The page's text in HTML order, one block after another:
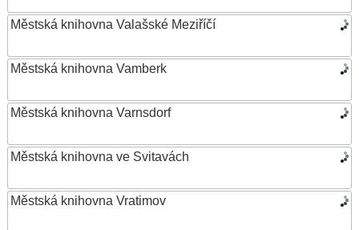
Městská knihovna Valašské Meziříčí
Městská knihovna Vamberk
Městská knihovna Varnsdorf
Městská knihovna ve Svitavách
Městská knihovna Vratimov